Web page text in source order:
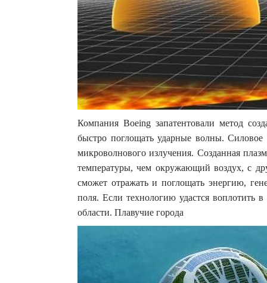
Компания Boeing запатентовали метод
быстро поглощать ударные волны.
микроволнового излучения. Созданная
температуры, чем окружающий воздух, с
сможет отражать и поглощать энергию,
поля. Если технологию удастся воплотить
области. Плавучие города